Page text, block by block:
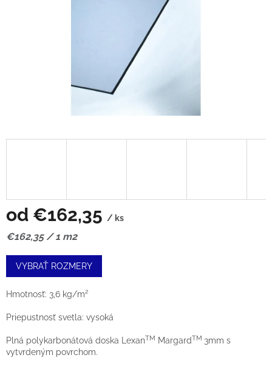
od €162,35 / ks
Jednotková
€162,35 / 1 m2
VYBRAŤ ROZMERY
Hmotnosť: 3,6 kg/m²
Priepustnosť svetla: vysoká
Plná polykarbonátová doska LexanTM MargardTM 3mm s
vytvrdeným povrchom.